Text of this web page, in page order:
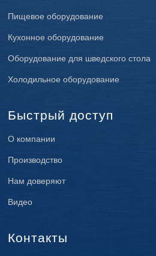
Пищевое оборудование
Кухонное оборудование
Оборудование для шведского стола
Холодильное оборудование
Быстрый доступ
О компании
Производство
Нам доверяют
Видео
Контакты